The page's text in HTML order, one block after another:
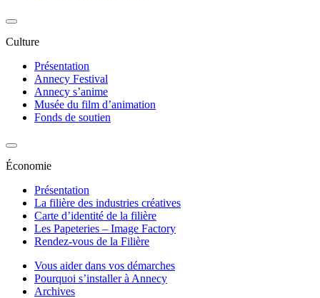
Culture
Présentation
Annecy Festival
Annecy s’anime
Musée du film d’animation
Fonds de soutien
Économie
Présentation
La filière des industries créatives
Carte d’identité de la filière
Les Papeteries – Image Factory
Rendez-vous de la Filière
Vous aider dans vos démarches
Pourquoi s’installer à Annecy
Archives